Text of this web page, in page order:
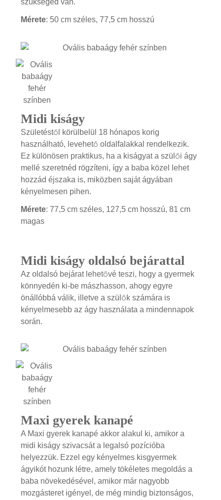
Mérete: 50 cm széles, 77,5 cm hosszú
Midi kiságy
Születéstől körülbelül 18 hónapos korig
használható, levehető oldalfalakkal rendelkezik.
Ez különösen praktikus, ha a kiságyat a szülői ágy
mellé szeretnéd rögzíteni, így a baba közel lehet
hozzád éjszaka is, miközben saját ágyában
kényelmesen pihen.
Mérete: 77,5 cm széles, 127,5 cm hosszú, 81 cm
magas
Midi kiságy oldalsó bejárattal
Az oldalsó bejárat lehetővé teszi, hogy a gyermek
könnyedén ki-be mászhasson, ahogy egyre
önállóbbá válik, illetve a szülők számára is
kényelmesebb az ágy használata a mindennapok
során.
Maxi gyerek kanapé
A Maxi gyerek kanapé akkor alakul ki, amikor a
midi kiságy szivacsát a legalsó pozícióba
helyezzük. Ezzel egy kényelmes kisgyermek
ágyikót hozunk létre, amely tökéletes megoldás a
baba növekedésével, amikor már nagyobb
mozgásteret igényel, de még mindig biztonságos,